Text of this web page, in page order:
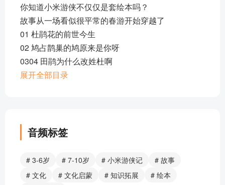
你知道小米游侠不仅仅是套绘本吗？
故事从一场看似很平常的春游开始穿越了
01 杜鹃花的前世今生
02 鸠占鹊巢的鸠原来是你呀
0304 田鹃为什么改姓杜啊
0506 说，你到底叫啥名儿？
011 吃出花样来
012 013 花神不是一位神，而是一个团队
014 015 花神PK花仙 谁更厉害？
016 送神不难 之 芒种送花神
展开全部目录
音频标签
# 3-6岁 # 7-10岁 # 小米游侠记
# 故事
# 文化
# 文化启蒙 # 知识拓展 # 绘本